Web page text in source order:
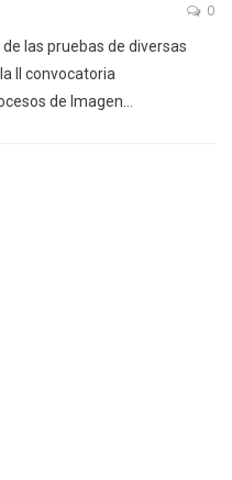
0
las pruebas de diversas
II convocatoria
de Imagen…